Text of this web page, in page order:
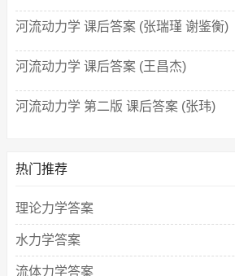
河流动力学 课后答案 (张瑞瑾 谢鉴衡)
河流动力学 课后答案 (王昌杰)
河流动力学 第二版 课后答案 (张玮)
热门推荐
理论力学答案
水力学答案
流体力学答案